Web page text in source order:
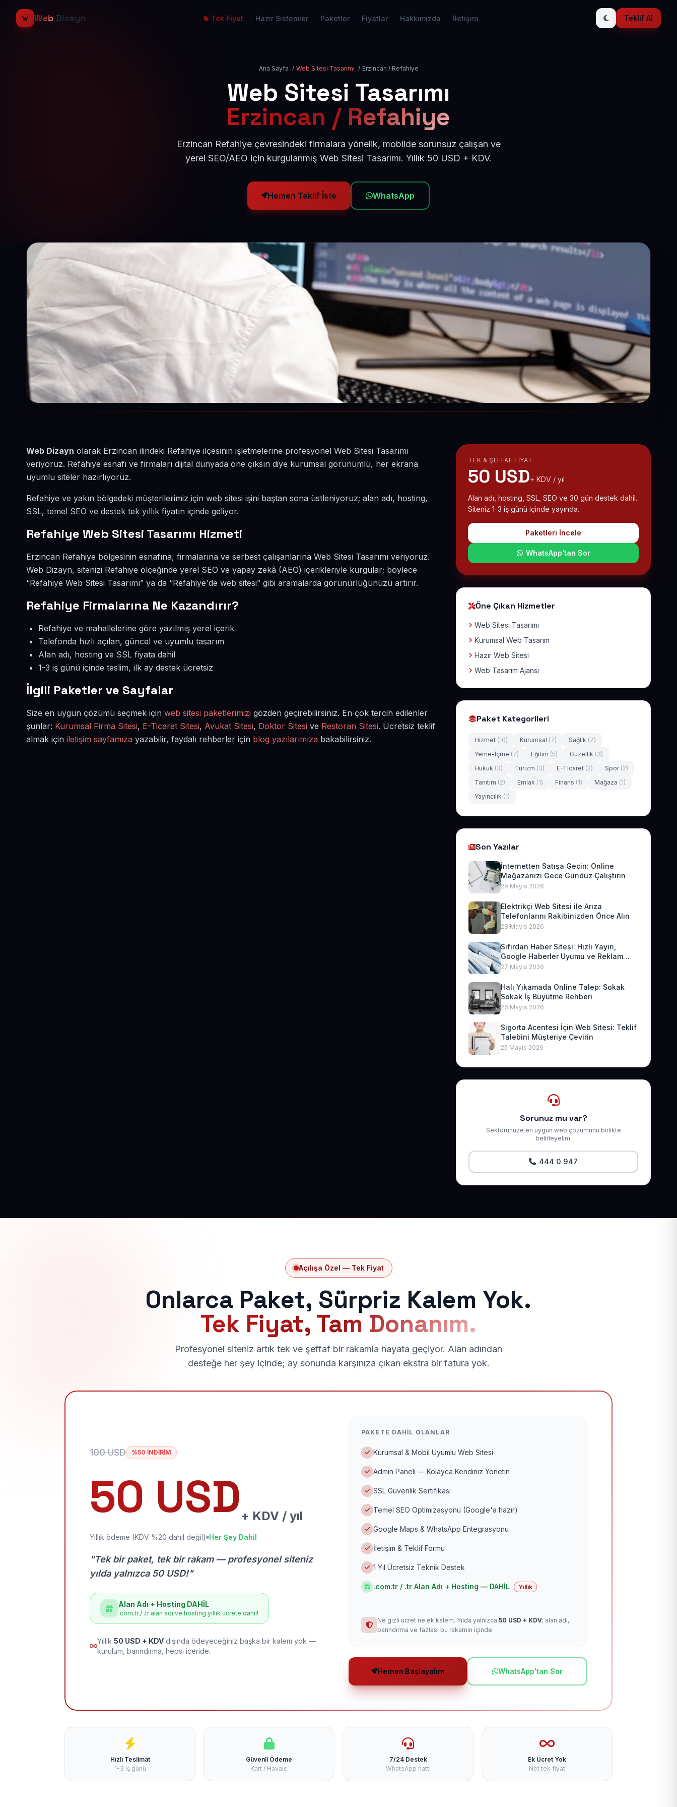
Web Dizayn Tek Fiyat Hazır Sistemler Paketler Fiyatlar Hakkımızda İletişim Teklif Al
Ana Sayfa / Web Sitesi Tasarımı / Erzincan / Refahiye
Web Sitesi Tasarımı
Erzincan / Refahiye
Erzincan Refahiye çevresindeki firmalara yönelik, mobilde sorunsuz çalışan ve
yerel SEO/AEO için kurgulanmış Web Sitesi Tasarımı. Yıllık 50 USD + KDV.
Hemen Teklif İste WhatsApp
Web Dizayn olarak Erzincan ilindeki Refahiye ilçesinin işletmelerine profesyonel Web Sitesi Tasarımı
veriyoruz. Refahiye esnafı ve firmaları dijital dünyada öne çıksın diye kurumsal görünümlü, her ekrana
uyumlu siteler hazırlıyoruz.
Refahiye ve yakın bölgedeki müşterilerimiz için web sitesi işini baştan sona üstleniyoruz; alan adı, hosting,
SSL, temel SEO ve destek tek yıllık fiyatın içinde geliyor.
Refahiye Web Sitesi Tasarımı Hizmeti
Erzincan Refahiye bölgesinin esnafına, firmalarına ve serbest çalışanlarına Web Sitesi Tasarımı veriyoruz.
Web Dizayn, sitenizi Refahiye ölçeğinde yerel SEO ve yapay zekâ (AEO) içerikleriyle kurgular; böylece
“Refahiye Web Sitesi Tasarımı” ya da “Refahiye'de web sitesi” gibi aramalarda görünürlüğünüzü artırır.
Refahiye Firmalarına Ne Kazandırır?
Refahiye ve mahallelerine göre yazılmış yerel içerik
Telefonda hızlı açılan, güncel ve uyumlu tasarım
Alan adı, hosting ve SSL fiyata dahil
1-3 iş günü içinde teslim, ilk ay destek ücretsiz
İlgili Paketler ve Sayfalar
Size en uygun çözümü seçmek için web sitesi paketlerimizi gözden geçirebilirsiniz. En çok tercih edilenler
şunlar: Kurumsal Firma Sitesi, E-Ticaret Sitesi, Avukat Sitesi, Doktor Sitesi ve Restoran Sitesi. Ücretsiz teklif
almak için iletişim sayfamıza yazabilir, faydalı rehberler için blog yazılarımıza bakabilirsiniz.
TEK & ŞEFFAF FIYAT
50 USD+ KDV / yıl
Alan adı, hosting, SSL, SEO ve 30 gün destek dahil.
Siteniz 1-3 iş günü içinde yayında.
Paketleri İncele
WhatsApp'tan Sor
Öne Çıkan Hizmetler
Web Sitesi Tasarımı
Kurumsal Web Tasarım
Hazır Web Sitesi
Web Tasarım Ajansı
Paket Kategorileri
Hizmet (10) Kurumsal (7) Sağlık (7)
Yeme-İçme (7) Eğitim (5) Güzellik (3)
Hukuk (3) Turizm (3) E-Ticaret (2) Spor (2)
Tanıtım (2) Emlak (1) Finans (1) Mağaza (1)
Yayıncılık (1)
Son Yazılar
İnternetten Satışa Geçin: Online
Mağazanızı Gece Gündüz Çalıştırın
29 Mayıs 2026
Elektrikçi Web Sitesi ile Arıza
Telefonlarını Rakibinizden Önce Alın
28 Mayıs 2026
Sıfırdan Haber Sitesi: Hızlı Yayın,
Google Haberler Uyumu ve Reklam
Geliri
27 Mayıs 2026
Halı Yıkamada Online Talep: Sokak
Sokak İş Büyütme Rehberi
26 Mayıs 2026
Sigorta Acentesi İçin Web Sitesi: Teklif
Talebini Müşteriye Çevirin
25 Mayıs 2026
Sorunuz mu var?
Sektörünüze en uygun web çözümünü birlikte
belirleyelim.
444 0 947
Açılışa Özel — Tek Fiyat
Onlarca Paket, Sürpriz Kalem Yok.
Tek Fiyat, Tam Donanım.
Profesyonel siteniz artık tek ve şeffaf bir rakamla hayata geçiyor. Alan adından
desteğe her şey içinde; ay sonunda karşınıza çıkan ekstra bir fatura yok.
100 USD %50 İNDİRİM
50 USD + KDV / yıl
Yıllık ödeme (KDV %20 dahil değil) Her Şey Dahil
"Tek bir paket, tek bir rakam — profesyonel siteniz
yılda yalnızca 50 USD!"
Alan Adı + Hosting DAHİL
.com.tr / .tr alan adı ve hosting yıllık ücrete dahil!
Yıllık 50 USD + KDV dışında ödeyeceğiniz başka bir kalem yok —
kurulum, barındırma, hepsi içeride.
PAKETE DAHIL OLANLAR
Kurumsal & Mobil Uyumlu Web Sitesi
Admin Paneli — Kolayca Kendiniz Yönetin
SSL Güvenlik Sertifikası
Temel SEO Optimizasyonu (Google'a hazır)
Google Maps & WhatsApp Entegrasyonu
İletişim & Teklif Formu
1 Yıl Ücretsiz Teknik Destek
.com.tr / .tr Alan Adı + Hosting — DAHİL Yıllık
Ne gizli ücret ne ek kalem. Yılda yalnızca 50 USD + KDV; alan adı,
barındırma ve fazlası bu rakamın içinde.
Hemen Başlayalım WhatsApp'tan Sor
Hızlı Teslimat
1-3 iş günü
Güvenli Ödeme
Kart / Havale
7/24 Destek
WhatsApp hattı
Ek Ücret Yok
Net tek fiyat